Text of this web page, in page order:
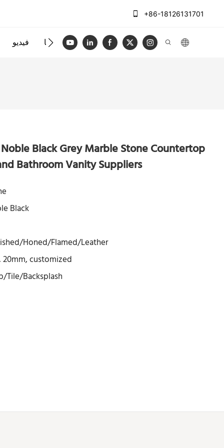
+86-18126131701
فيديو الاتصال بنا
Black Grey Marble Stone Countertop
Bathroom Vanity Suppliers
Black
Honed/Flamed/Leather
20mm, customized
Tile/Backsplash